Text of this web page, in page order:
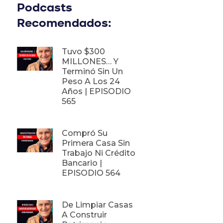
Podcasts
Recomendados:
Tuvo $300
MILLONES… Y
Terminó Sin Un
Peso A Los 24
Años | EPISODIO
565
Compró Su
Primera Casa Sin
Trabajo Ni Crédito
Bancario |
EPISODIO 564
De Limpiar Casas
A Construir